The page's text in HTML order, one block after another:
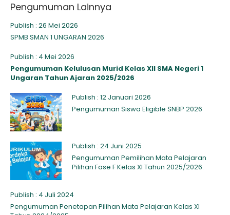
Pengumuman Lainnya
Publish : 26 Mei 2026
SPMB SMAN 1 UNGARAN 2026
Publish : 4 Mei 2026
Pengumuman Kelulusan Murid Kelas XII SMA Negeri 1
Ungaran Tahun Ajaran 2025/2026
Publish : 12 Januari 2026
Pengumuman Siswa Eligible SNBP 2026
Publish : 24 Juni 2025
Pengumuman Pemilihan Mata Pelajaran
Pilihan Fase F Kelas XI Tahun 2025/2026.
Publish : 4 Juli 2024
Pengumuman Penetapan Pilihan Mata Pelajaran Kelas XI